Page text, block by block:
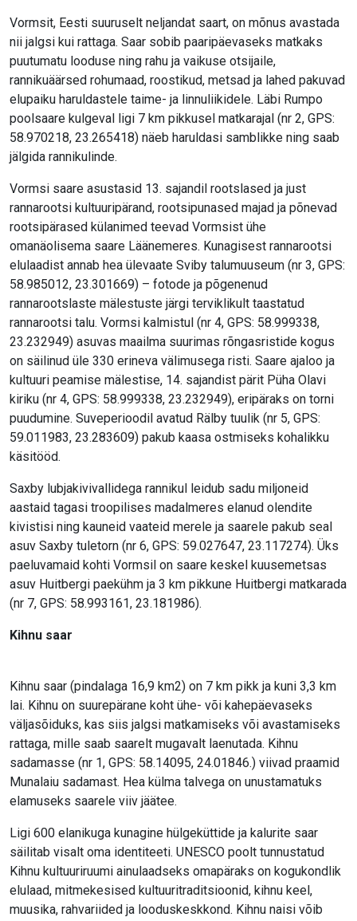
Vormsit, Eesti suuruselt neljandat saart, on mõnus avastada
nii jalgsi kui rattaga. Saar sobib paaripäevaseks matkaks
puutumatu looduse ning rahu ja vaikuse otsijaile,
rannikuäärsed rohumaad, roostikud, metsad ja lahed pakuvad
elupaiku haruldastele taime- ja linnuliikidele. Läbi Rumpo
poolsaare kulgeval ligi 7 km pikkusel matkarajal (nr 2, GPS:
58.970218, 23.265418) näeb haruldasi samblikke ning saab
jälgida rannikulinde.
Vormsi saare asustasid 13. sajandil rootslased ja just
rannarootsi kultuuripärand, rootsipunased majad ja põnevad
rootsipärased külanimed teevad Vormsist ühe
omanäolisema saare Läänemeres. Kunagisest rannarootsi
elulaadist annab hea ülevaate Sviby talumuuseum (nr 3, GPS:
58.985012, 23.301669) – fotode ja põgenenud
rannarootslaste mälestuste järgi terviklikult taastatud
rannarootsi talu. Vormsi kalmistul (nr 4, GPS: 58.999338,
23.232949) asuvas maailma suurimas rõngasristide kogus
on säilinud üle 330 erineva välimusega risti. Saare ajaloo ja
kultuuri peamise mälestise, 14. sajandist pärit Püha Olavi
kiriku (nr 4, GPS: 58.999338, 23.232949), eripäraks on torni
puudumine. Suveperioodil avatud Rälby tuulik (nr 5, GPS:
59.011983, 23.283609) pakub kaasa ostmiseks kohalikku
käsitööd.
Saxby lubjakivivallidega rannikul leidub sadu miljoneid
aastaid tagasi troopilises madalmeres elanud olendite
kivistisi ning kauneid vaateid merele ja saarele pakub seal
asuv Saxby tuletorn (nr 6, GPS: 59.027647, 23.117274). Üks
paeluvamaid kohti Vormsil on saare keskel kuusemetsas
asuv Huitbergi paekühm ja 3 km pikkune Huitbergi matkarada
(nr 7, GPS: 58.993161, 23.181986).
Kihnu saar
Kihnu saar (pindalaga 16,9 km2) on 7 km pikk ja kuni 3,3 km
lai. Kihnu on suurepärane koht ühe- või kahepäevaseks
väljasõiduks, kas siis jalgsi matkamiseks või avastamiseks
rattaga, mille saab saarelt mugavalt laenutada. Kihnu
sadamasse (nr 1, GPS: 58.14095, 24.01846.) viivad praamid
Munalaiu sadamast. Hea külma talvega on unustamatuks
elamuseks saarele viiv jäätee.
Ligi 600 elanikuga kunagine hülgeküttide ja kalurite saar
säilitab visalt oma identiteeti. UNESCO poolt tunnustatud
Kihnu kultuuriruumi ainulaadseks omapäraks on kogukondlik
elulaad, mitmekesised kultuuritraditsioonid, kihnu keel,
muusika, rahvariided ja looduskeskkond. Kihnu naisi võib